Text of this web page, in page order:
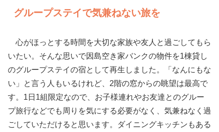
グループステイで気兼ねない旅を
心がほっとする時間を大切な家族や友人と過ごしてもら
いたい。そんな思いで因島空き家バンクの物件を1棟貸し
のグループステイの宿として再生しました。「なんにもな
い」と言う人もいるけれど、2階の窓からの眺望は最高で
す。1日1組限定なので、お子様連れやお友達とのグルー
プ旅行などでも周りを気にする必要がなく、気兼ねなく過
ごしていただけると思います。ダイニングキッチンもある